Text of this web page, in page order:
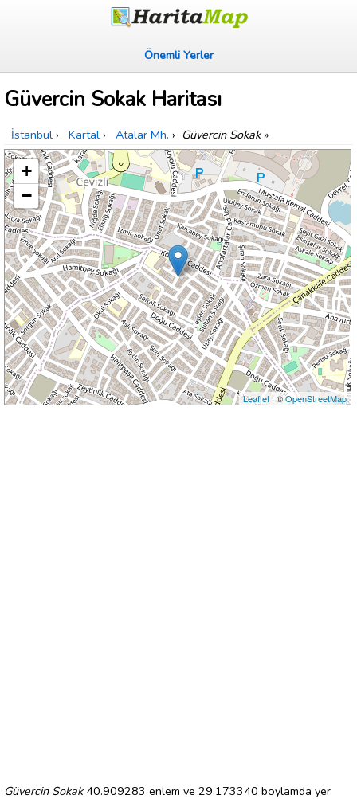
Önemli Yerler
Güvercin Sokak Haritası
İstanbul › Kartal › Atalar Mh. › Güvercin Sokak»
+
−
Leaflet| ©OpenStreetMap
Güvercin Sokak40.909283 enlem ve 29.173340 boylamda yer